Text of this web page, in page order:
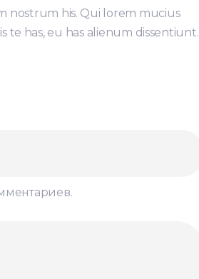
nostrum his. Qui lorem mucius
te has, eu has alienum dissentiunt.